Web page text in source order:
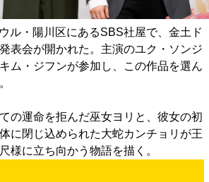
ル・陽川区にあるSBS社屋で、金土ド
表会が開かれた。主演のユク・ソンジ
ム・ジフンが参加し、この作品を選ん
の運命を拒んだ巫女ヨリと、彼女の初
に閉じ込められた大蛇カンチョリが王
様に立ち向かう物語を描く。